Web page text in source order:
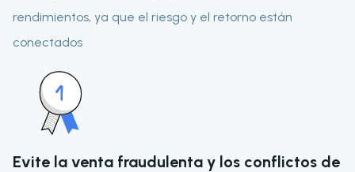
rendimientos, ya que el riesgo y el retorno están
conectados
Evite la venta fraudulenta y los conflictos de